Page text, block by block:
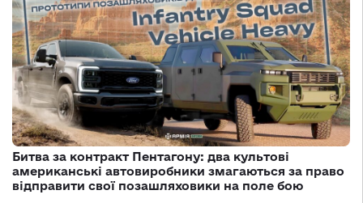
Битва за контракт Пентагону: два культові
американські автовиробники змагаються за право
відправити свої позашляховики на поле бою